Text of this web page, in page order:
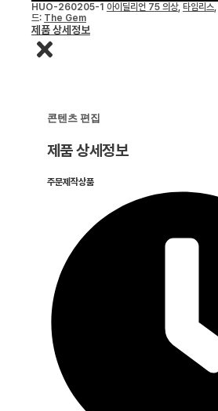
HUO-260205-1 아이딜리언 75 의상, 타임리스,
드: The Gem
제품 상세정보
콘텐츠 편집
제품 상세정보
주문제작상품